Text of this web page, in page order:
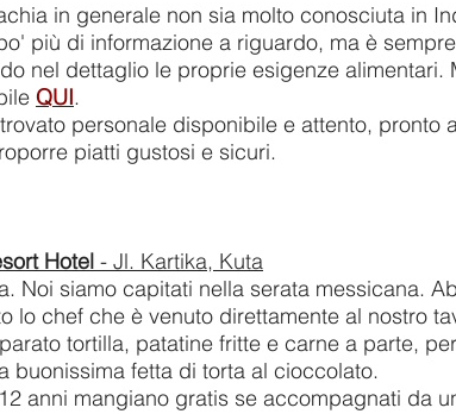
in generale non sia molto conosciuta in
più di informazione a riguardo, ma è
nel dettaglio le proprie esigenze alimentari.
QUI.
personale disponibile e attento, pronto
piatti gustosi e sicuri.
Hotel - Jl. Kartika, Kuta
Noi siamo capitati nella serata messicana.
lo chef che è venuto direttamente al nostro
tortilla, patatine fritte e carne a parte,
buonissima fetta di torta al cioccolato.
anni mangiano gratis se accompagnati da